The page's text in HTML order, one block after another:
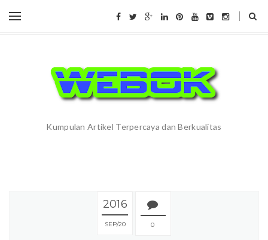
Kumpulan Artikel Terpercaya dan Berkualitas
2016
SEP 20 0